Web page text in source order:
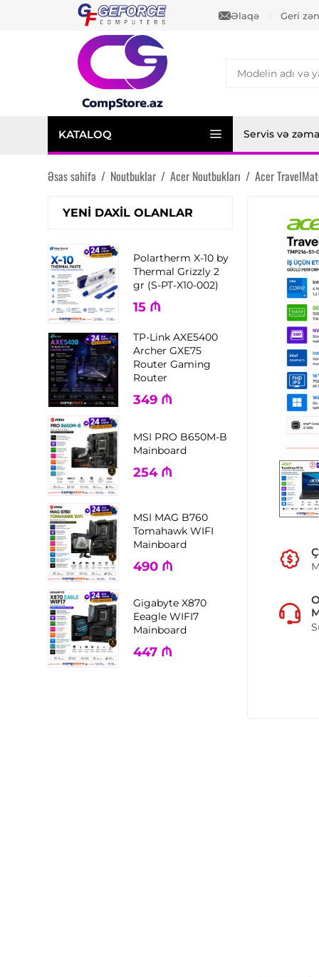
Əlaqə Geri
KATALOQ Servis və
Əsas səhifə / Noutbuklar / Acer Noutbukları / Acer
YENI DAXIL OLANLAR
Polartherm X-10 by
Thermal Grizzly 2
gr (S-PT-X10-002)
15 ₼
TP-Link AXE5400
Archer GXE75
Router Gaming
Router
349 ₼
MSI PRO B650M-B
Mainboard
254 ₼
MSI MAG B760
Tomahawk WIFI
Mainboard
490 ₼
Gigabyte X870
Eeagle WIFI7
Mainboard
447 ₼